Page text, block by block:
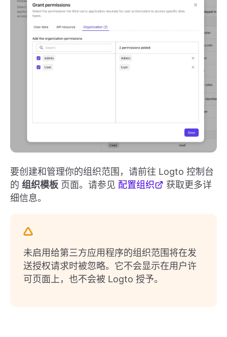
要创建和管理你的组织范围，请前往 Logto 控制台
的 组织模板 页面。请参见 配置组织
获取更多详
细信息。
未启用给第三方应用程序的组织范围将在发
送授权请求时被忽略。它不会显示在用户许
可页面上，也不会被 Logto 授予。